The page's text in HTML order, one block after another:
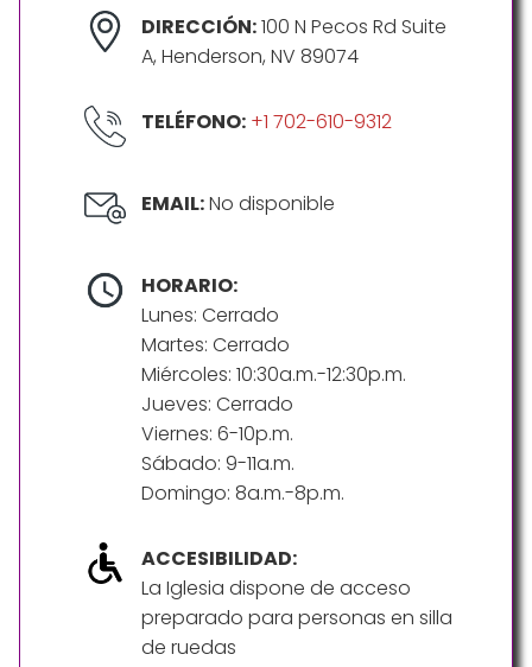
DIRECCIÓN:100 N Pecos Rd Suite
A, Henderson, NV 89074
TELÉFONO: +1 702-610-9312
EMAIL:No disponible
HORARIO:
Lunes: Cerrado
Martes: Cerrado
Miércoles: 10:30a.m.-12:30p.m.
Jueves: Cerrado
Viernes: 6-10p.m.
Sábado: 9-11a.m.
Domingo: 8a.m.-8p.m.
ACCESIBILIDAD:
La Iglesia dispone de acceso
preparado para personas en silla
de ruedas